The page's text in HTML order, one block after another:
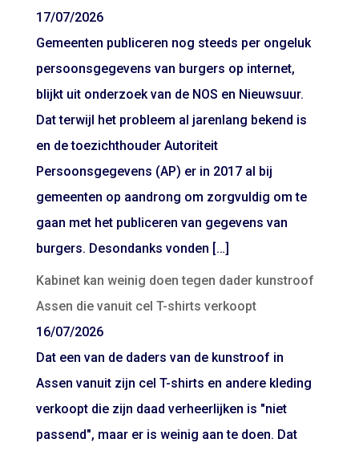
17/07/2026
Gemeenten publiceren nog steeds per ongeluk
persoonsgegevens van burgers op internet,
blijkt uit onderzoek van de NOS en Nieuwsuur.
Dat terwijl het probleem al jarenlang bekend is
en de toezichthouder Autoriteit
Persoonsgegevens (AP) er in 2017 al bij
gemeenten op aandrong om zorgvuldig om te
gaan met het publiceren van gegevens van
burgers. Desondanks vonden […]
Kabinet kan weinig doen tegen dader kunstroof
Assen die vanuit cel T-shirts verkoopt
16/07/2026
Dat een van de daders van de kunstroof in
Assen vanuit zijn cel T-shirts en andere kleding
verkoopt die zijn daad verheerlijken is "niet
passend", maar er is weinig aan te doen. Dat